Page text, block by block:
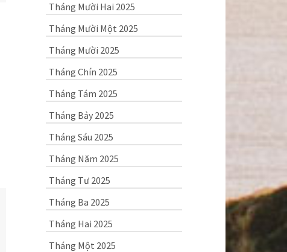
Tháng Mười Hai 2025
Tháng Mười Một 2025
Tháng Mười 2025
Tháng Chín 2025
Tháng Tám 2025
Tháng Bảy 2025
Tháng Sáu 2025
Tháng Năm 2025
Tháng Tư 2025
Tháng Ba 2025
Tháng Hai 2025
Tháng Một 2025